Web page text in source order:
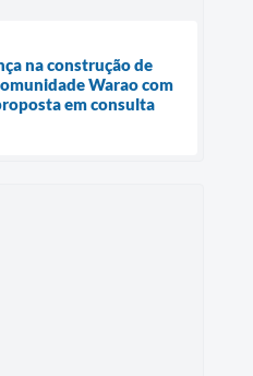
na construção de
Warao com
em consulta